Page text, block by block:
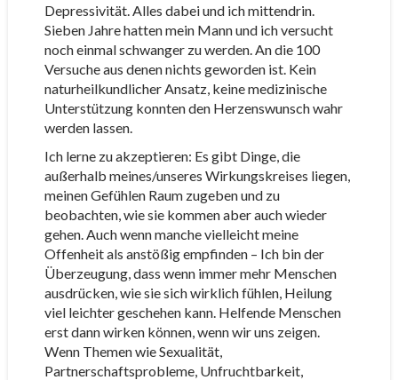
Depressivität. Alles dabei und ich mittendrin.
Sieben Jahre hatten mein Mann und ich versucht
noch einmal schwanger zu werden. An die 100
Versuche aus denen nichts geworden ist. Kein
naturheilkundlicher Ansatz, keine medizinische
Unterstützung konnten den Herzenswunsch wahr
werden lassen.
Ich lerne zu akzeptieren: Es gibt Dinge, die
außerhalb meines/unseres Wirkungskreises liegen,
meinen Gefühlen Raum zugeben und zu
beobachten, wie sie kommen aber auch wieder
gehen. Auch wenn manche vielleicht meine
Offenheit als anstößig empfinden – Ich bin der
Überzeugung, dass wenn immer mehr Menschen
ausdrücken, wie sie sich wirklich fühlen, Heilung
viel leichter geschehen kann. Helfende Menschen
erst dann wirken können, wenn wir uns zeigen.
Wenn Themen wie Sexualität,
Partnerschaftsprobleme, Unfruchtbarkeit,